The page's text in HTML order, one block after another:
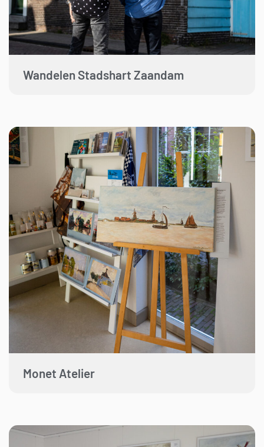
Wandelen Stadshart Zaandam
Monet Atelier